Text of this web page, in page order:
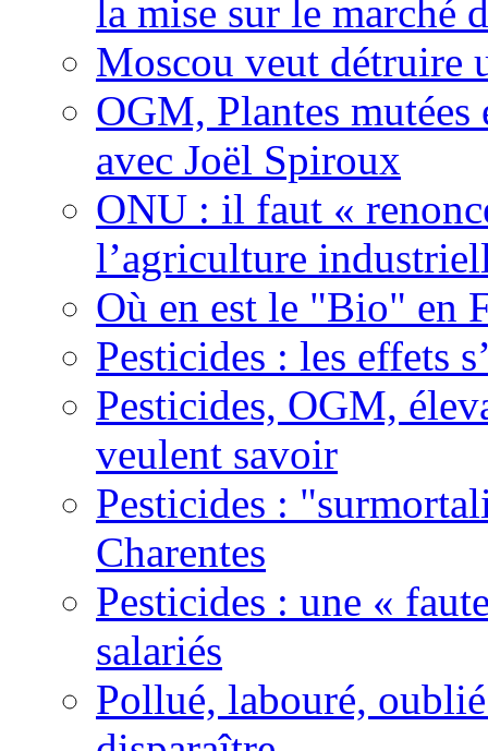
la mise sur le marché
Moscou veut détruire
OGM, Plantes
avec Joël Spiroux
ONU : il faut «
l’agriculture
Où en est le "Bio" en
Pesticides : les effets
Pesticides, OGM,
veulent savoir
Pesticides :
Charentes
Pesticides : une «
salariés
Pollué, labouré,